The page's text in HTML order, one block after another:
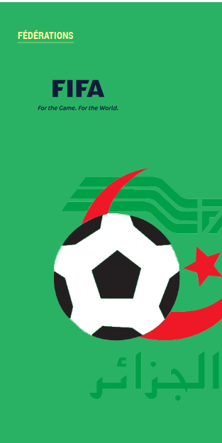
FÉDÉRATIONS